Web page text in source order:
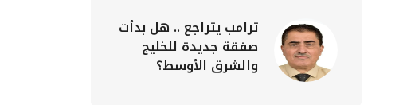
ترامب يتراجع .. هل بدأت
صفقة جديدة للخليج
والشرق الأوسط؟